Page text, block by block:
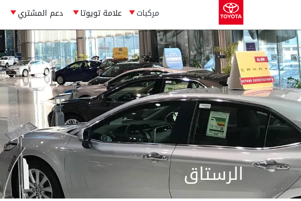
مركبات علامة تويوتا دعم المشتري
الرستاق